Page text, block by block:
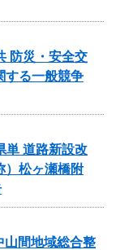
防災・安全交
する一般競争
単 道路新設改
）松ヶ瀬橋附
山間地域総合整